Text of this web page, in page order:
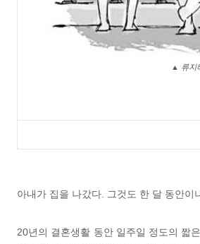
▲ 류지
아내가 집을 나갔다. 그것도 한 달 동안이
20년의 결혼생활 동안 일주일 정도의 짧